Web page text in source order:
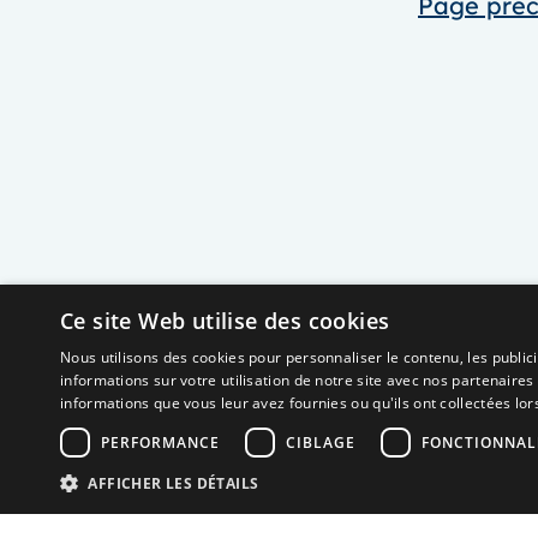
Ce site Web utilise des cookies
Nous utilisons des cookies pour personnaliser le contenu, les
informations sur votre utilisation de notre site avec nos
informations que vous leur avez fournies ou qu'ils ont collectées
PERFORMANCE
CIBLAGE
AFFICHER LES DÉTAILS